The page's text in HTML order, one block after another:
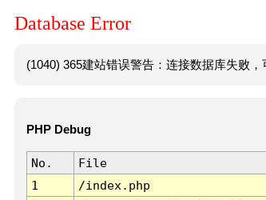
Database Error
(1040) 365建站错误警告：连接数据库失败
PHP Debug
No. File
1
/index.php